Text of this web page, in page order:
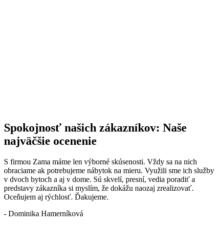
Spokojnosť našich zákazníkov: Naše
najväčšie ocenenie
S firmou Zama máme len výborné skúsenosti. Vždy sa na nich
obraciame ak potrebujeme nábytok na mieru. Využili sme ich služby
v dvoch bytoch a aj v dome. Sú skvelí, presní, vedia poradiť a
predstavy zákazníka si myslím, že dokážu naozaj zrealizovať.
Oceňujem aj rýchlosť. Ďakujeme.
- Dominika Hamerníková